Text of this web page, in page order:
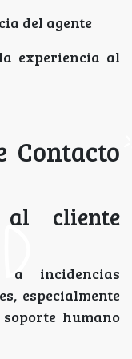
del agente
experiencia al
Contacto
al cliente
a incidencias
especialmente
humano